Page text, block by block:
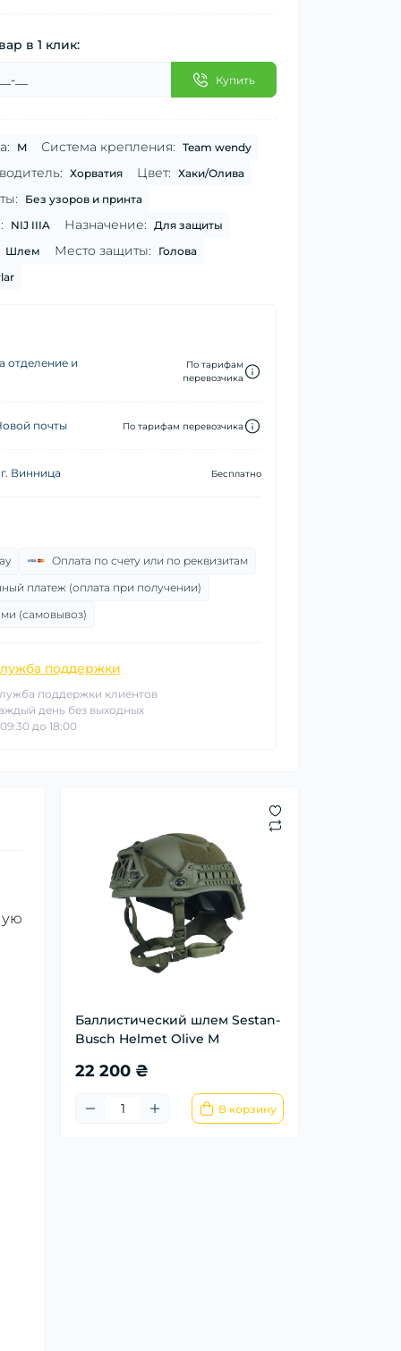
в 1 клик:
Купить
M Система крепления: Team wendy
Хорватия Цвет: Хаки/Олива
Без узоров и принта
NIJ IIIA Назначение: Для защиты
Шлем
Место защиты:
Голова
отделение и
По тарифам
перевозчика
почты По тарифам перевозчика
Винница Бесплатно
Оплата по счету или по реквизитам
платеж (оплата при получении)
(самовывоз)
поддержки
поддержки клиентов
день без выходных
до 18:00
Баллистический шлем Sestan-
Busch Helmet Olive M
22 200 ₴
В корзину